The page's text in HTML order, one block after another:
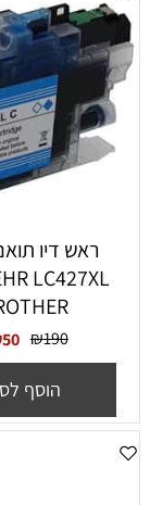
ראש דיו
LC427XL
₪190
50
הוסף